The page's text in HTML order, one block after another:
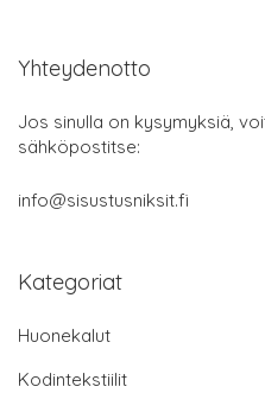
Yhteydenotto
Jos sinulla on kysymyksiä,
sähköpostitse:
info@sisustusniksit.fi
Kategoriat
Huonekalut
Kodintekstiilit